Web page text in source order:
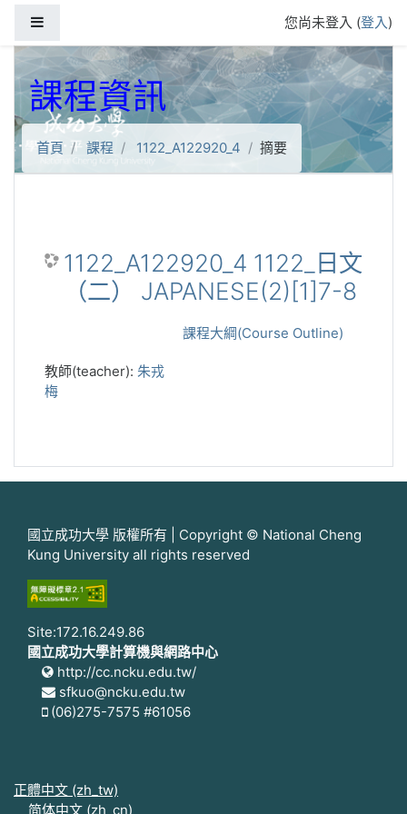
您尚未登入 (登入)
課程資訊
首頁 課程 1122_A122920_4 摘要
1122_A122920_4 1122_日文
（二） JAPANESE(2)[1]7-8
課程大綱(Course Outline)
教師(teacher): 朱戎
梅
國立成功大學 版權所有 | Copyright © National Cheng
Kung University all rights reserved
Site:172.16.249.86
國立成功大學計算機與網路中心
http://cc.ncku.edu.tw/
sfkuo@ncku.edu.tw
(06)275-7575 #61056
正體中文 ‎(zh_tw)‎
简体中文 ‎(zh_cn)‎